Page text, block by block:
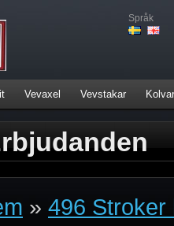
Språk
Vevaxel Vevstakar Kolvar
» 496 Stroker